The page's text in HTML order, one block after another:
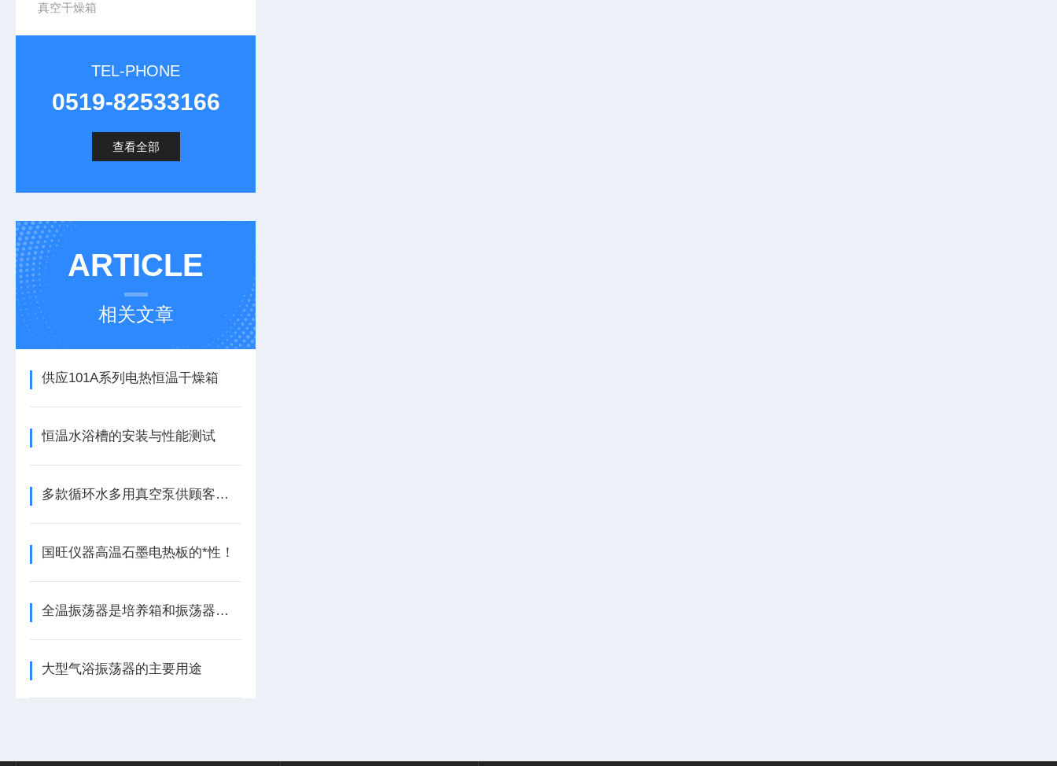
真空干燥箱
TEL-PHONE
0519-82533166
查看全部
ARTICLE
相关文章
供应101A系列电热恒温干燥箱
恒温水浴槽的安装与性能测试
多款循环水多用真空泵供顾客采购时选择
国旺仪器高温石墨电热板的*性！
全温振荡器是培养箱和振荡器的有机结合
大型气浴振荡器的主要用途